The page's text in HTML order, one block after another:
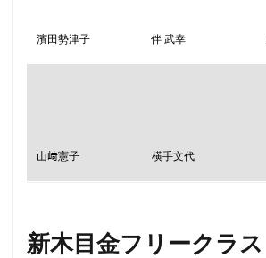
濱田勢津子 伴 武幸
山﨑憲子 横手文代
新木目金フリークラス